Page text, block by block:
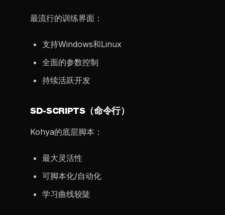
最流行的训练界面：
支持Windows和Linux
全面的参数控制
持续活跃开发
SD-SCRIPTS（命令行）
Kohya的底层脚本：
最大灵活性
可脚本化/自动化
学习曲线较陡